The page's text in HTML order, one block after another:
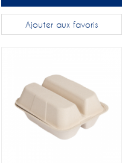
Ajouter aux favoris